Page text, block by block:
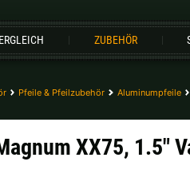
ZUBEHÖR
Pfeile & Pfeilzubehör Aluminumpfeile
XX75, 1.5"
Bitte wählen Sie Ihre
|€
|